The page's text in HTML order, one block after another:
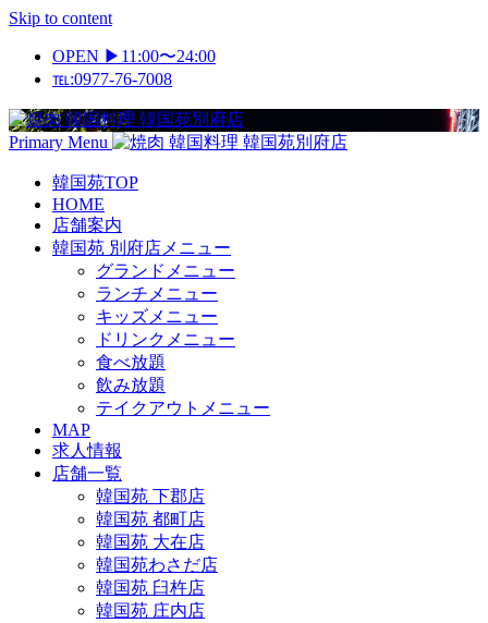
Skip to content
OPEN ▶11:00〜24:00
℡:0977-76-7008
Primary Menu
韓国苑TOP
HOME
店舗案内
韓国苑 別府店メニュー
グランドメニュー
ランチメニュー
キッズメニュー
ドリンクメニュー
食べ放題
飲み放題
テイクアウトメニュー
MAP
求人情報
店舗一覧
韓国苑 下郡店
韓国苑 都町店
韓国苑 大在店
韓国苑わさだ店
韓国苑 臼杵店
韓国苑 庄内店